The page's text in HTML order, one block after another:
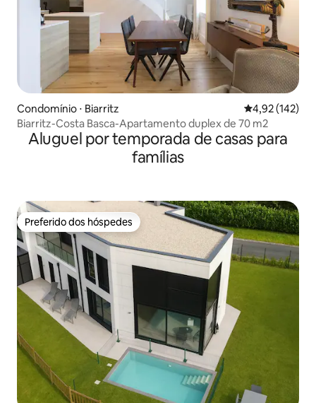
Condomínio ⋅ Biarritz 4,92 de uma
4,92 (142)
Biarritz-Costa Basca-Apartamento duplex de 70 m2
Aluguel por temporada de casas para
famílias
Preferido dos hóspedes
Preferido dos hóspedes